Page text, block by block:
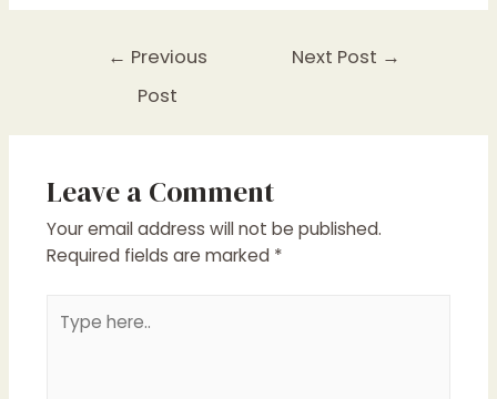
← Previous
Post
Next Post →
Leave a Comment
Your email address will not be published.
Required fields are marked *
here..